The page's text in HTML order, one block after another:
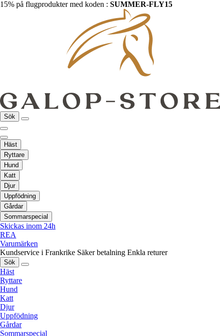
15% på flugprodukter med koden : SUMMER-FLY15
Sök
Häst
Ryttare
Hund
Katt
Djur
Uppfödning
Gårdar
Sommarspecial
Skickas inom 24h
REA
Varumärken
Kundservice i Frankrike Säker betalning Enkla returer
Sök
Häst
Ryttare
Hund
Katt
Djur
Uppfödning
Gårdar
Sommarspecial